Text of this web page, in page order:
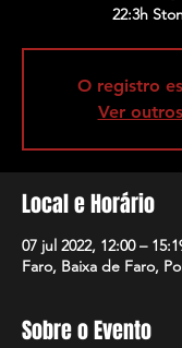
22:3h
O registro
Ver
Local e Horário
07 jul 2022, 12:00 –
Faro, Baixa de Faro,
Sobre o Evento